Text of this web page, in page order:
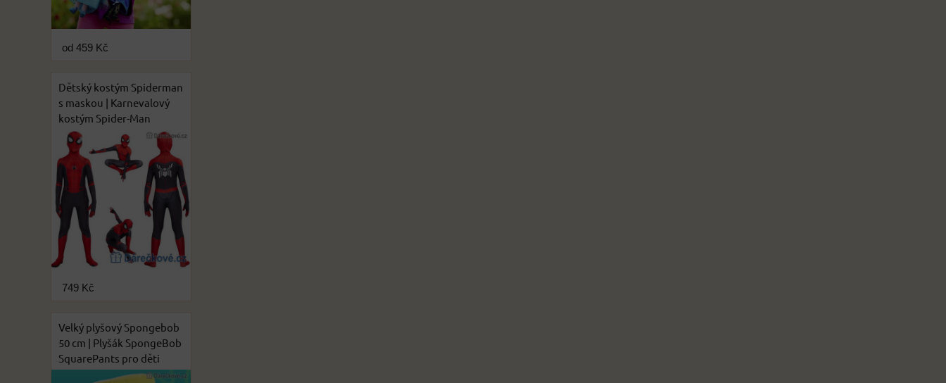
od 459 Kč
Dětský kostým Spiderman
s maskou | Karnevalový
kostým Spider-Man
749 Kč
Velký plyšový Spongebob
50 cm | Plyšák SpongeBob
SquarePants pro děti